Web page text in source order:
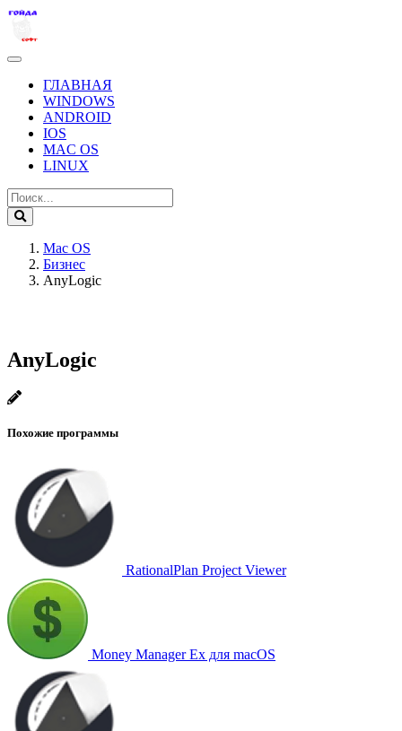
ГЛАВНАЯ
WINDOWS
ANDROID
IOS
MAC OS
LINUX
Mac OS
Бизнес
AnyLogic
AnyLogic
Похожие программы
RationalPlan Project Viewer
Money Manager Ex для macOS